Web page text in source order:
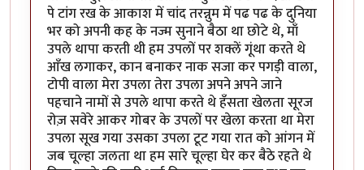
पे टांग रख के आकाश में चांद तरन्नुम में पढ पढ के दुनिया
भर को अपनी कह के नज्म सुनाने बैठा था छोटे थे, माँ
उपले थापा करती थी हम उपलों पर शक्लें गूंथा करते थे
आँख लगाकर, कान बनाकर नाक सजा कर पगड़ी वाला,
टोपी वाला मेरा उपला तेरा उपला अपने अपने जाने
पहचाने नामों से उपले थापा करते थे हँसता खेलता सूरज
रोज़ सवेरे आकर गोबर के उपलों पर खेला करता था मेरा
उपला सूख गया उसका उपला टूट गया रात को आंगन में
जब चूल्हा जलता था हम सारे चूल्हा घेर कर बैठे रहते थे